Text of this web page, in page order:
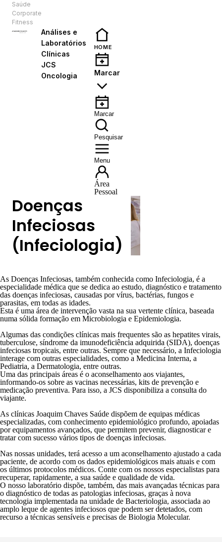
Saúde
Corporate
Fitness
Análises e
Laboratórios
Clínicas
JCS
Oncologia
HOME
Marcar
Marcar
Pesquisar
Menu
Área
Pessoal
Doenças
Infeciosas
(Infeciologia)
As Doenças Infeciosas, também conhecida como Infeciologia, é a
especialidade médica que se dedica ao estudo, diagnóstico e tratamento
das doenças infeciosas, causadas porvírus, bactérias, fungos e
parasitas, em todas as idades.
Esta é uma área de intervenção vasta na sua vertente clínica, baseada
numa sólida formação em Microbiologia e Epidemiologia.
Algumas das condições clínicas mais frequentes são as hepatites virais,
tuberculose, síndrome da imunodeficiência adquirida (SIDA), doenças
infeciosas tropicais, entre outras. Sempre que necessário, a Infeciologia
interage com outras especialidades, como a Medicina Interna, a
Pediatria, a Dermatologia, entre outras.
Uma das principais áreas é o aconselhamento aos viajantes,
informando-os sobre as vacinas necessárias, kits de prevenção e
medicação preventiva. Para isso, a JCS disponibiliza a consulta do
viajante.
As clínicas Joaquim Chaves Saúde dispõem de equipas médicas
especializadas, com conhecimento epidemiológico profundo, apoiadas
porequipamentos avançados, que permitem prevenir, diagnosticar e
tratar com sucesso vários tipos de doenças infeciosas.
Nas nossas unidades, terá acesso a um aconselhamento ajustado a cada
paciente, de acordo com os dados epidemiológicos mais atuais e com
os últimos protocolos médicos. Conte com os nossos especialistas para
recuperar, rapidamente, a sua saúde e qualidade de vida.
O nosso laboratório dispõe, também, das mais avançadas técnicas para
o diagnóstico de todas as patologias infeciosas, graças à nova
tecnologia implementada na unidade de Bacteriologia, associada ao
amplo leque de agentes infeciosos que podem ser detetados, com
recurso a técnicas sensíveis e precisas de Biologia Molecular.